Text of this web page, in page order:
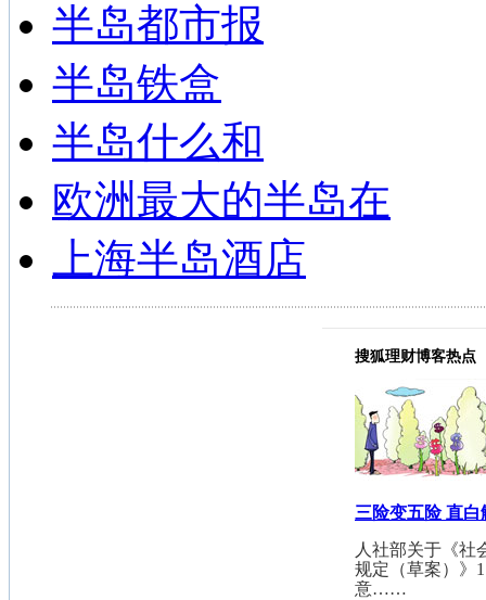
半岛都市报
半岛铁盒
半岛什么和
欧洲最大的半岛在
上海半岛酒店
搜狐理财博客热点
三险变五险 直
人社部关于《社
规定（草案）》
意……